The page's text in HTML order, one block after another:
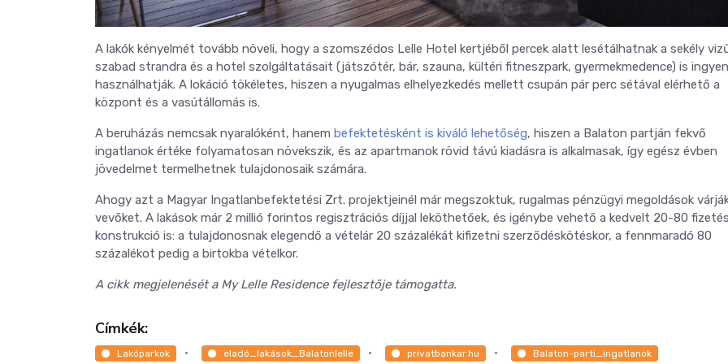
A lakók kényelmét tovább növeli, hogy a szomszédos Lelle Hotel kertjéből percek alatt lesétálhatnak a sekély
szabad strandra és a hotel szolgáltatásait (játszótér, bár, szauna, kültéri fitneszpark, gyermekmedence) is
használhatják. A lokáció tökéletes, hiszen a nyugalmas elhelyezkedés mellett csupán pár perc sétával elérhető a
központ és a vasútállomás is.
A beruházás nemcsak nyaralóként, hanem befektetésként is kiváló lehetőség, hiszen a Balaton partján fekvő
ingatlanok értéke folyamatosan növekszik, és az apartmanok rövid távú kiadásra is alkalmasak, így egész évben
jövedelmet termelhetnek tulajdonosaik számára.
Ahogy azt a Magyar Ingatlanbefektetési Zrt. projektjeinél már megszoktuk, rugalmas pénzügyi megoldások
vevőket. A lakások már 2 millió forintos regisztrációs díjjal leköthetőek, és igénybe vehető a kedvelt 20-80
konstrukció is: a tulajdonosnak elegendő a vételár 20 százalékát kifizetni szerződéskötéskor, a fennmaradó 80
százalékot pedig a birtokba vételkor.
A cikk megjelenését a My Lelle Residence fejlesztője támogatta.
Címkék:
Lakóparkok eladó_lakások_Balatonlelle privatbankar.hu Balaton-parti_ingatlanok